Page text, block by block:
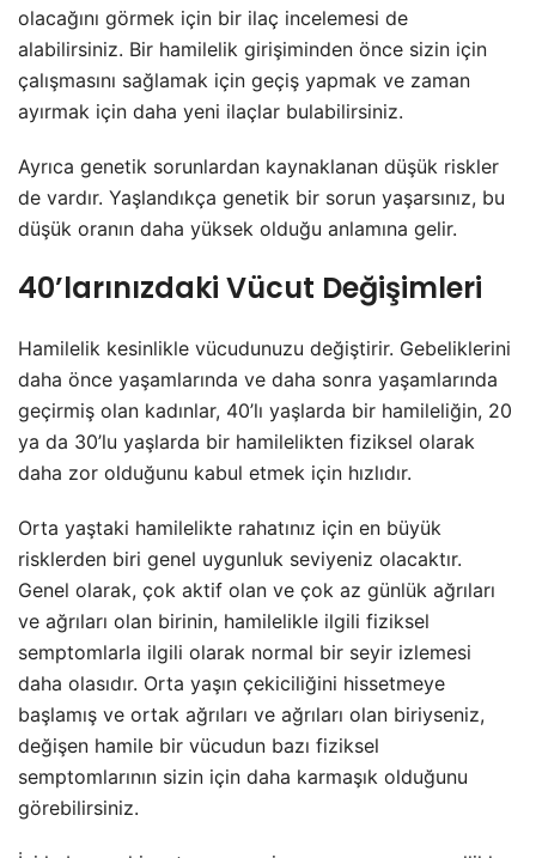
olacağını görmek için bir ilaç incelemesi de
alabilirsiniz. Bir hamilelik girişiminden önce sizin için
çalışmasını sağlamak için geçiş yapmak ve zaman
ayırmak için daha yeni ilaçlar bulabilirsiniz.
Ayrıca genetik sorunlardan kaynaklanan düşük riskler
de vardır. Yaşlandıkça genetik bir sorun yaşarsınız, bu
düşük oranın daha yüksek olduğu anlamına gelir.
40’larınızdaki Vücut Değişimleri
Hamilelik kesinlikle vücudunuzu değiştirir. Gebeliklerini
daha önce yaşamlarında ve daha sonra yaşamlarında
geçirmiş olan kadınlar, 40’lı yaşlarda bir hamileliğin, 20
ya da 30’lu yaşlarda bir hamilelikten fiziksel olarak
daha zor olduğunu kabul etmek için hızlıdır.
Orta yaştaki hamilelikte rahatınız için en büyük
risklerden biri genel uygunluk seviyeniz olacaktır.
Genel olarak, çok aktif olan ve çok az günlük ağrıları
ve ağrıları olan birinin, hamilelikle ilgili fiziksel
semptomlarla ilgili olarak normal bir seyir izlemesi
daha olasıdır. Orta yaşın çekiciliğini hissetmeye
başlamış ve ortak ağrıları ve ağrıları olan biriyseniz,
değişen hamile bir vücudun bazı fiziksel
semptomlarının sizin için daha karmaşık olduğunu
görebilirsiniz.